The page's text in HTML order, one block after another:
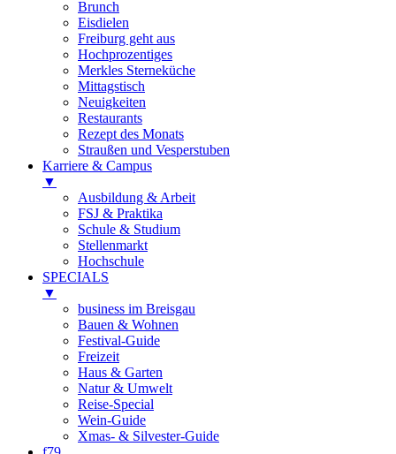
Brunch
Eisdielen
Freiburg geht aus
Hochprozentiges
Merkles Sterneküche
Mittagstisch
Neuigkeiten
Restaurants
Rezept des Monats
Straußen und Vesperstuben
Karriere & Campus
▼
Ausbildung & Arbeit
FSJ & Praktika
Schule & Studium
Stellenmarkt
Hochschule
SPECIALS
▼
business im Breisgau
Bauen & Wohnen
Festival-Guide
Freizeit
Haus & Garten
Natur & Umwelt
Reise-Special
Wein-Guide
Xmas- & Silvester-Guide